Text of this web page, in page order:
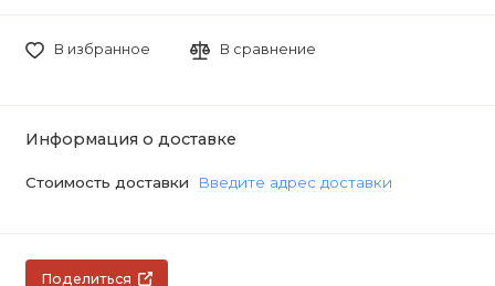
В избранное В сравнение
Информация о доставке
Стоимость доставки Введите адрес доставки
Поделиться